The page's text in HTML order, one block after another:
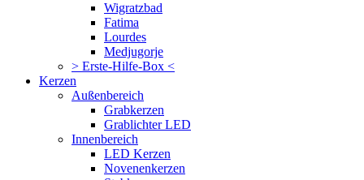
Wigratzbad
Fatima
Lourdes
Medjugorje
> Erste-Hilfe-Box <
Kerzen
Außenbereich
Grabkerzen
Grablichter LED
Innenbereich
LED Kerzen
Novenenkerzen